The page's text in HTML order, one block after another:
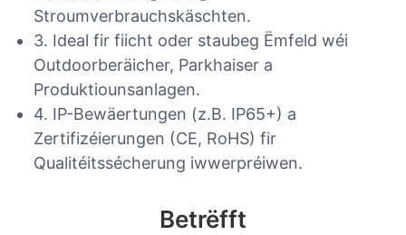
Stroumverbrauchskäschten.
3. Ideal fir fiicht oder staubeg Ëmfeld wéi
Outdoorberäicher, Parkhaiser a
Produktiounsanlagen.
4. IP-Bewäertungen (z.B. IP65+) a
Zertifizéierungen (CE, RoHS) fir
Qualitéitssécherung iwwerpréiwen.
Betrëfft